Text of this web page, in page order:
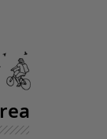
rea